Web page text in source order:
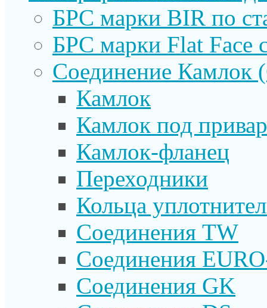
БРС марки BIR по
БРС марки Flat Face
Соединение Камлок
Камлок
Камлок под
Камлок-фланец
Переходники
Кольца
Соединения TW
Соединения
Соединения GK